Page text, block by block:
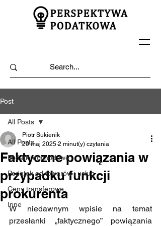
Post
All Posts
Podatki dochodowe
Podatek od towarów i usług
Ceny transferowe
Inne
All Posts
Faktyczne powiązania w
przypadku funkcji
prokurenta
Piotr Sukienik
20 maj 2025 2 minut(y) czytania
W niedawnym wpisie na temat
przesłanki „faktycznego” powiązania